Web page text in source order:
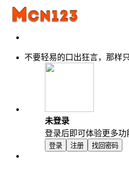
不要轻易的口出狂言，那样
未登录
登录后即可体验更多功
登录 注册 找回密码